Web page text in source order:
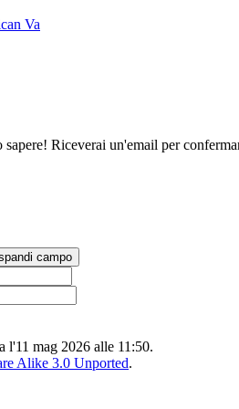
Va
Riceverai un'email per
campo
l'11 mag 2026 alle 11:50.
Alike 3.0 Unported.